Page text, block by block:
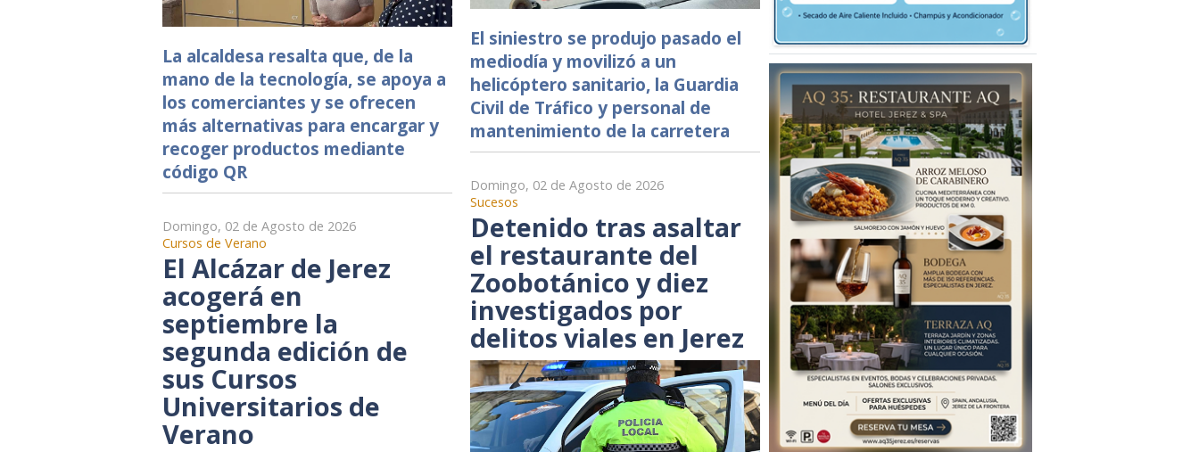
La alcaldesa resalta que, de la
mano de la tecnología, se apoya a
los comerciantes y se ofrecen
más alternativas para encargar y
recoger productos mediante
código QR
Domingo, 02 de Agosto de 2026
Cursos de Verano
El Alcázar de Jerez
acogerá en
septiembre la
segunda edición de
sus Cursos
Universitarios de
Verano
El siniestro se produjo pasado el
mediodía y movilizó a un
helicóptero sanitario, la Guardia
Civil de Tráfico y personal de
mantenimiento de la carretera
Domingo, 02 de Agosto de 2026
Sucesos
Detenido tras asaltar
el restaurante del
Zoobotánico y diez
investigados por
delitos viales en Jerez